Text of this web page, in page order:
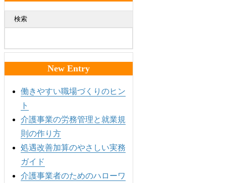
検索
New Entry
働きやすい職場づくりのヒン
ト
介護事業の労務管理と就業規
則の作り方
処遇改善加算のやさしい実務
ガイド
介護事業者のためのハローワ